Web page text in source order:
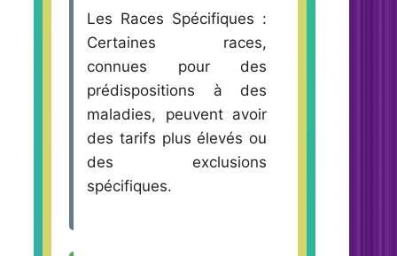
Les Races Spécifiques :
Certaines races,
connues pour des
prédispositions à des
maladies, peuvent avoir
des tarifs plus élevés ou
des exclusions
spécifiques.